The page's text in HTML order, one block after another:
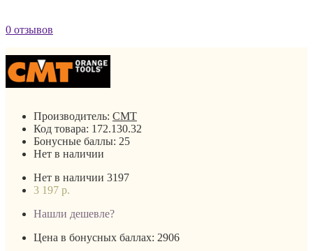
0 отзывов
Производитель: CMT
Код товара: 172.130.32
Бонусные баллы: 25
Нет в наличии
Нет в наличии 3197
3 197 р.
Нашли дешевле?
Цена в бонусных баллах: 2906